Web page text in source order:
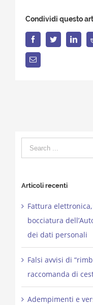
Condividi questo
FacebookTwitter
Email
Search
for:
Articoli recenti
Fattura
bocciatura
dei dati personali
Falsi avvisi di
raccomanda di
Adempimenti e